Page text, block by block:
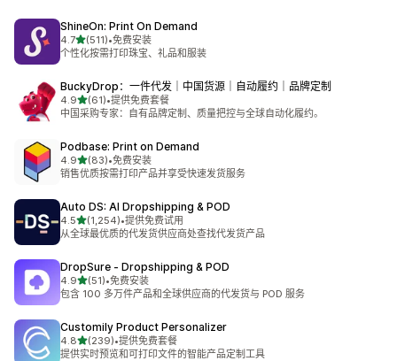
ShineOn: Print On Demand
4.7星（满分 5 星）
(511)
总共 511 条评论
•免费安装
个性化按需打印珠宝、礼品和服装
BuckyDrop：一件代发｜中国货源｜自动履约｜品牌定制
4.9星（满分 5 星）
(61)
总共 61 条评论
•提供免费套餐
中国采购专家：自有品牌定制、质量把控与全球自动化履约。
Podbase: Print on Demand
4.9星（满分 5 星）
(83)
总共 83 条评论
•免费安装
销售优质按需打印产品并享受快速发货服务
Auto DS: AI Dropshipping & POD
4.5星（满分 5 星）
(1,254)
总共 1254 条评论
•提供免费试用
从全球最优质的代发货供应商处查找代发货产品
DropSure ‑ Dropshipping & POD
4.9星（满分 5 星）
(51)
总共 51 条评论
•免费安装
包含 100 多万件产品和全球供应商的代发货与 POD 服务
Customily Product Personalizer
4.8星（满分 5 星）
(239)
总共 239 条评论
•提供免费套餐
提供实时预览和可打印文件的智能产品定制工具